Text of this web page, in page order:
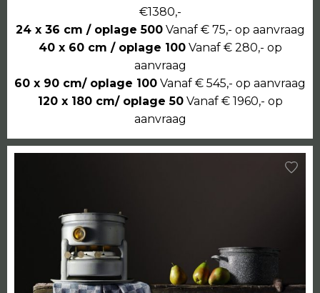
€1380,-
24 x 36 cm / oplage 500Vanaf € 75,- op aanvraag
40 x 60 cm / oplage 100Vanaf € 280,- op
aanvraag
60 x 90 cm/ oplage 100 Vanaf € 545,- op aanvraag
120 x 180 cm/ oplage 50Vanaf € 1960,- op
aanvraag